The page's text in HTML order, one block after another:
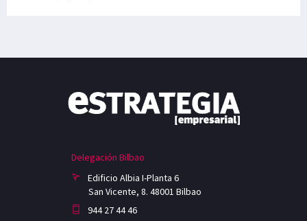
Delegación Bilbao
Edificio Albia I-Planta 6
San Vicente, 8. 48001 Bilbao
944 27 44 46